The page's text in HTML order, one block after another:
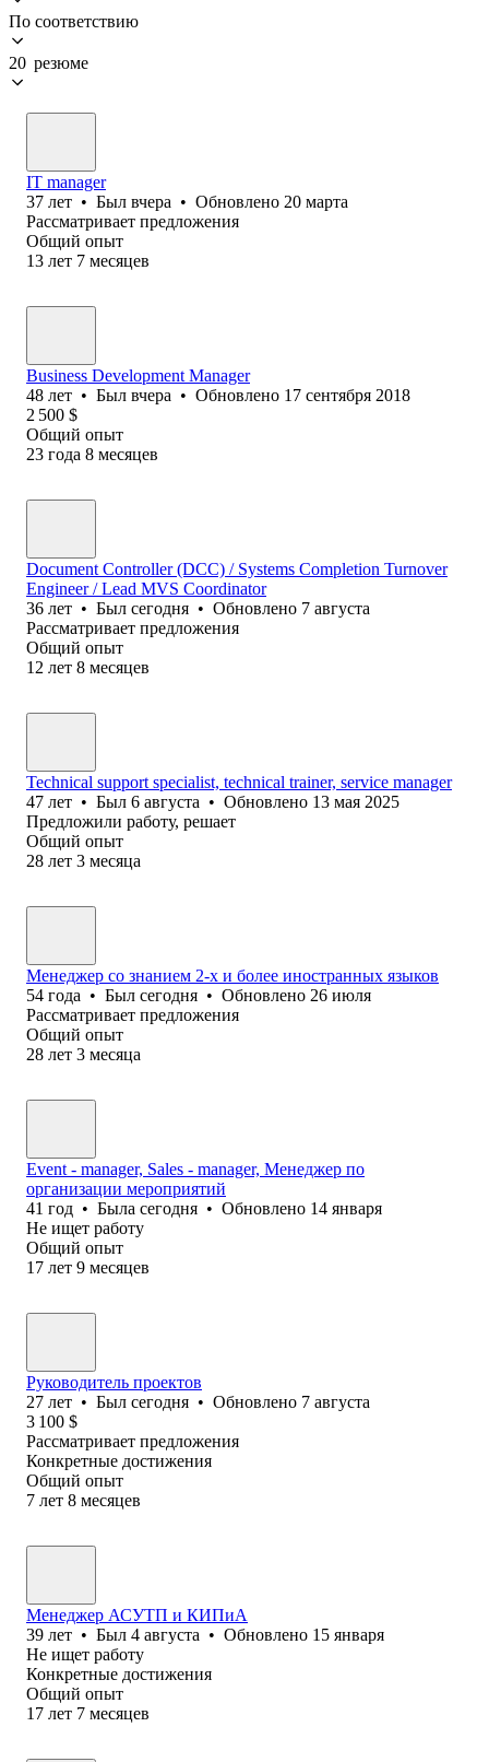
По соответствию
20 резюме
IT manager
37 лет • Был вчера • Обновлено 20 марта
Рассматривает предложения
Общий опыт
13 лет 7 месяцев
Business Development Manager
48 лет • Был вчера • Обновлено 17 сентября 2018
2 500 $
Общий опыт
23 года 8 месяцев
Document Controller (DCC) / Systems Completion Turnover
Engineer / Lead MVS Coordinator
36 лет • Был сегодня • Обновлено 7 августа
Рассматривает предложения
Общий опыт
12 лет 8 месяцев
Technical support specialist, technical trainer, service manager
47 лет • Был 6 августа • Обновлено 13 мая 2025
Предложили работу, решает
Общий опыт
28 лет 3 месяца
Менеджер со знанием 2-х и более иностранных языков
54 года • Был сегодня • Обновлено 26 июля
Рассматривает предложения
Общий опыт
28 лет 3 месяца
Event - manager, Sales - manager, Менеджер по
организации мероприятий
41 год • Была сегодня • Обновлено 14 января
Не ищет работу
Общий опыт
17 лет 9 месяцев
Руководитель проектов
27 лет • Был сегодня • Обновлено 7 августа
3 100 $
Рассматривает предложения
Конкретные достижения
Общий опыт
7 лет 8 месяцев
Менеджер АСУТП и КИПиА
39 лет • Был 4 августа • Обновлено 15 января
Не ищет работу
Конкретные достижения
Общий опыт
17 лет 7 месяцев